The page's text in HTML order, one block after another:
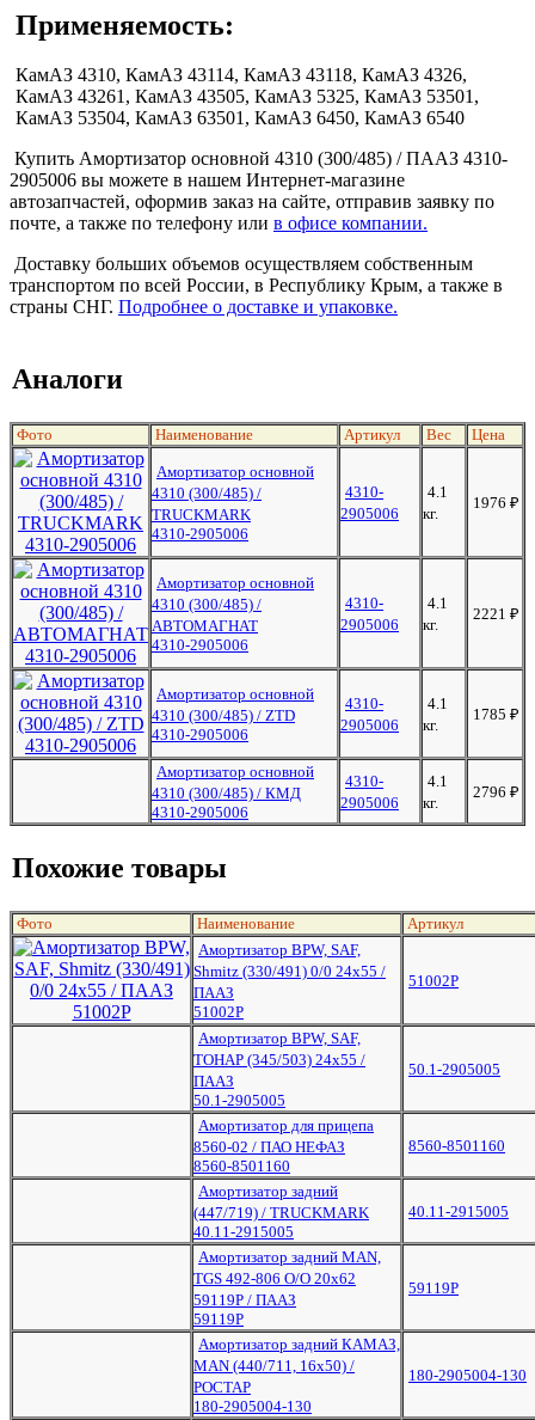
Применяемость:
КамАЗ 4310, КамАЗ 43114, КамАЗ 43118, КамАЗ 4326,
КамАЗ 43261, КамАЗ 43505, КамАЗ 5325, КамАЗ 53501,
КамАЗ 53504, КамАЗ 63501, КамАЗ 6450, КамАЗ 6540
Купить Амортизатор основной 4310 (300/485) / ПААЗ 4310-
2905006 вы можете в нашем Интернет-магазине
автозапчастей, оформив заказ на сайте, отправив заявку по
почте, а также по телефону или в офисе компании.
Доставку больших объемов осуществляем собственным
транспортом по всей России, в Республику Крым, а также в
страны СНГ. Подробнее о доставке и упаковке.
Аналоги
Фото Наименование Артикул Вес Цена
Амортизатор основной
4310 (300/485) /
TRUCKMARK
4310-2905006
4310-
2905006
4.1
кг.
1976 ₽
Амортизатор основной
4310 (300/485) /
АВТОМАГНАТ
4310-2905006
4310-
2905006
4.1
кг.
2221 ₽
Амортизатор основной
4310 (300/485) / ZTD
4310-2905006
4310-
2905006
4.1
кг.
1785 ₽
Амортизатор основной
4310 (300/485) / КМД
4310-2905006
4310-
2905006
4.1
кг.
2796 ₽
Похожие товары
Фото Наименование
Артикул
Амортизатор BPW, SAF,
Shmitz (330/491) 0/0 24х55 /
ПААЗ
51002Р
51002Р
Амортизатор BPW, SAF,
ТОНАР (345/503) 24х55 /
ПААЗ
50.1-2905005
50.1-2905005
Амортизатор для прицепа
8560-02 / ПАО НЕФАЗ
8560-8501160
8560-8501160
Амортизатор задний
(447/719) / TRUCKMARK
40.11-2915005
40.11-2915005
Амортизатор задний MAN,
TGS 492-806 O/O 20х62
59119P / ПААЗ
59119Р
59119Р
Амортизатор задний КАМАЗ,
MAN (440/711, 16х50) /
РОСТАР
180-2905004-130
180-2905004-130